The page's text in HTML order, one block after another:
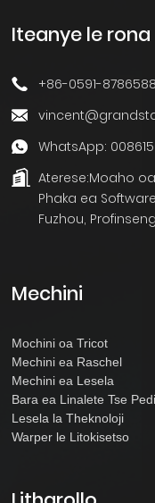
Iteanye le rona
+86-0591-
WhatsApp:
Aterese:Moaho
Phaka ea
Fuzhou,
Mechini
Mochini oa Tricot
Mechini ea Raschel
Mechini ea Lesela
Bara ea Linalete Tse Pedi
Lesela la Theknoloji
Warper le Litokisetso